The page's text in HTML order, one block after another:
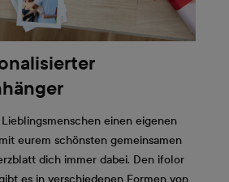
einen eigenen
eurem schönsten gemeinsamen
dich immer dabei. Den ifolor